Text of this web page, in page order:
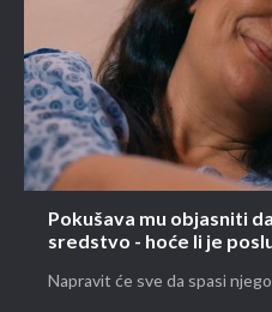
Pokušava mu objasniti
sredstvo - hoće li je
Napravit će sve da spasi